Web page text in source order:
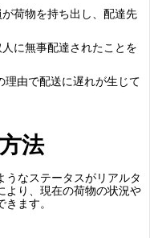
が荷物を持ち出し、配達先
人に無事配達されたことを
理由で配送に遅れが生じて
法
うなステータスがリアルタ
より、現在の荷物の状況や
ます。